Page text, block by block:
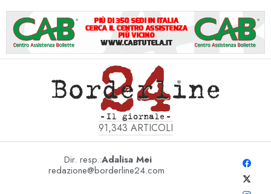
91,343 ARTICOLI
Dir. resp.:Adalisa Mei
redazione@borderline24.com